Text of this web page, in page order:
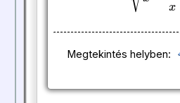
Megtekintés helyben: